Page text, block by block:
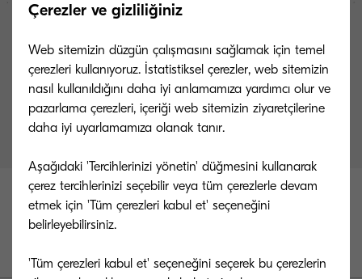
İlginiz için teşekkür ederiz.
Formda belirtmiş olduğunuz e-posta adresinize
Çerezler ve gizliliğiniz
Web sitemizin düzgün çalışmasını sağlamak için temel
çerezleri kullanıyoruz. İstatistiksel çerezler, web sitemizin
nasıl kullanıldığını daha iyi anlamamıza yardımcı olur ve
pazarlama çerezleri, içeriği web sitemizin ziyaretçilerine
daha iyi uyarlamamıza olanak tanır.
Aşağıdaki 'Tercihlerinizi yönetin' düğmesini kullanarak
çerez tercihlerinizi seçebilir veya tüm çerezlerle devam
etmek için 'Tüm çerezleri kabul et' seçeneğini
belirleyebilirsiniz.
'Tüm çerezleri kabul et' seçeneğini seçerek bu çerezlerin